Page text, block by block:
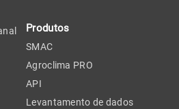
Produtos
SMAC
Agroclima PRO
API
Levantamento de dados